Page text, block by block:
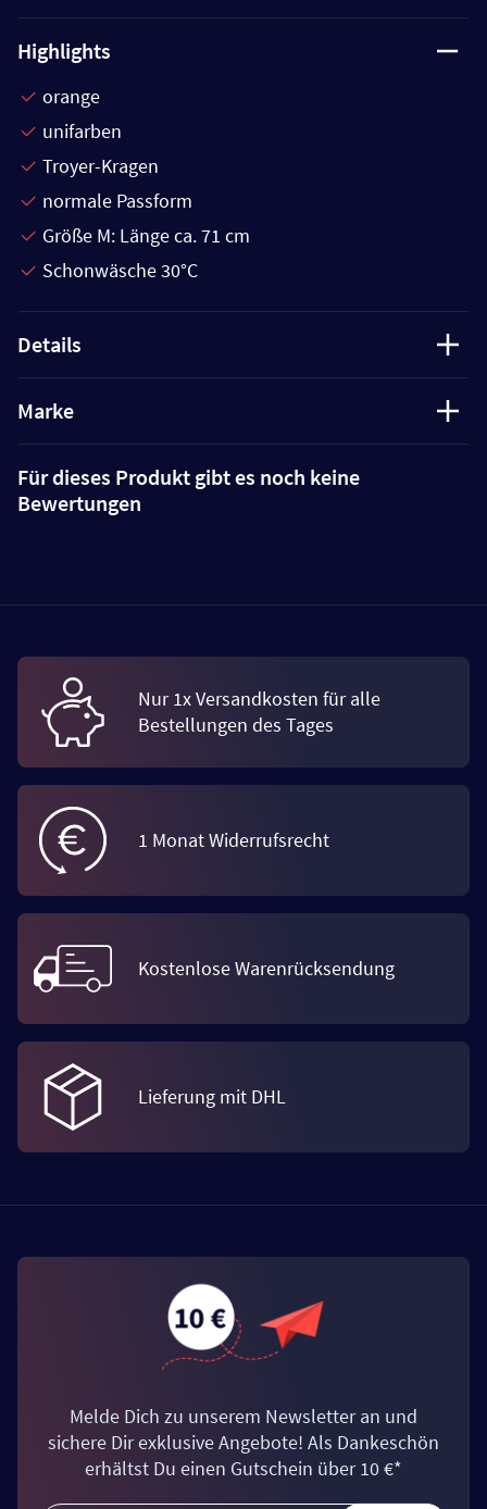
Highlights
orange
unifarben
Troyer-Kragen
normale Passform
Größe M: Länge ca. 71 cm
Schonwäsche 30°C
Details
Marke
Für dieses Produkt gibt es noch keine
Bewertungen
Nur 1x Versandkosten für alle
Bestellungen des Tages
1 Monat Widerrufsrecht
Kostenlose Warenrücksendung
Lieferung mit DHL
Melde Dich zu unserem Newsletter an und
sichere Dir exklusive Angebote! Als Dankeschön
erhältst Du einen Gutschein über 10 €*